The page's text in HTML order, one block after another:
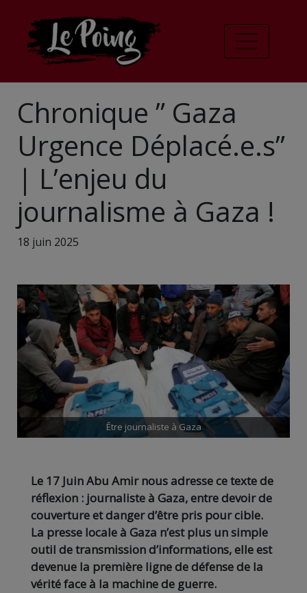
Chronique ” Gaza
Urgence Déplacé.e.s”
| L’enjeu du
journalisme à Gaza !
18 juin 2025
Être journaliste à Gaza
Le 17 Juin Abu Amir nous adresse ce texte de
réflexion : journaliste à Gaza, entre devoir de
couverture et danger d’être pris pour cible.
La presse locale à Gaza n’est plus un simple
outil de transmission d’informations, elle est
devenue la première ligne de défense de la
vérité face à la machine de guerre.